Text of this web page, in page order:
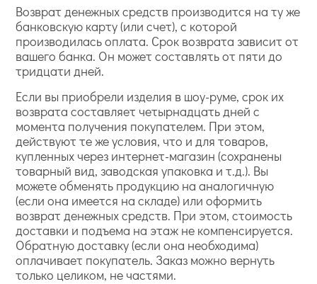
Возврат денежных средств производится на ту же
банковскую карту (или счет), с которой
производилась оплата. Срок возврата зависит от
вашего банка. Он может составлять от пяти до
тридцати дней.
Если вы приобрели изделия в шоу-руме, срок их
возврата составляет четырнадцать дней с
момента получения покупателем. При этом,
действуют те же условия, что и для товаров,
купленных через интернет-магазин (сохранены
товарный вид, заводская упаковка и т.д.). Вы
можете обменять продукцию на аналогичную
(если она имеется на складе) или оформить
возврат денежных средств. При этом, стоимость
доставки и подъема на этаж не компенсируется.
Обратную доставку (если она необходима)
оплачивает покупатель. Заказ можно вернуть
только целиком, не частями.